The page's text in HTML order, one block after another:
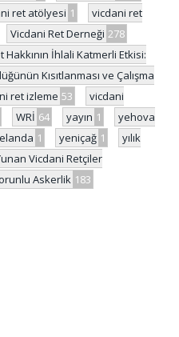
ret atölyesi 1
vicdani ret
Vicdani Ret Derneği 278
Hakkının İhlali Katmerli Etkisi:
Kısıtlanması ve Çalışma
ret izleme 53
vicdani
WRİ 64 yayın 1
yehova
1 yeniçağ 1
yılık
Vicdani Retçiler
Askerlik 183